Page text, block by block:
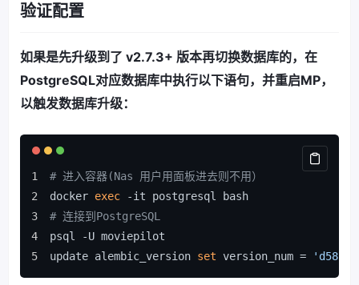
验证配置
如果是先升级到了 v2.7.3+ 版本再切换数据库的，在
PostgreSQL对应数据库中执行以下语句，并重启MP，
以触发数据库升级：
# 进入容器(Nas 用户用面板进去则不用）
docker exec -it postgresql bash
# 连接到PostgreSQL
psql -U moviepilot
update alembic_version set version_num =